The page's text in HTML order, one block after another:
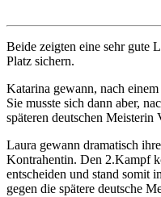
Beide zeigten eine sehr gute
Platz sichern.
Katarina gewann, nach
Sie musste sich dann aber,
späteren deutschen Meisterin
Laura gewann dramatisch
Kontrahentin. Den 2.Kampf
entscheiden und stand somit
gegen die spätere deutsche